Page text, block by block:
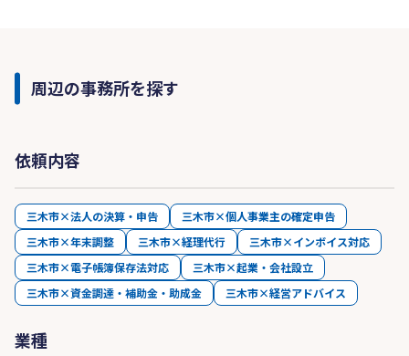
周辺の事務所を探す
依頼内容
三木市×法人の決算・申告
三木市×個人事業主の確定申告
三木市×年末調整
三木市×経理代行
三木市×インボイス対応
三木市×電子帳簿保存法対応
三木市×起業・会社設立
三木市×資金調達・補助金・助成金
三木市×経営アドバイス
業種